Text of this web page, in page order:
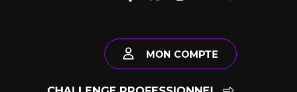
MON COMPTE